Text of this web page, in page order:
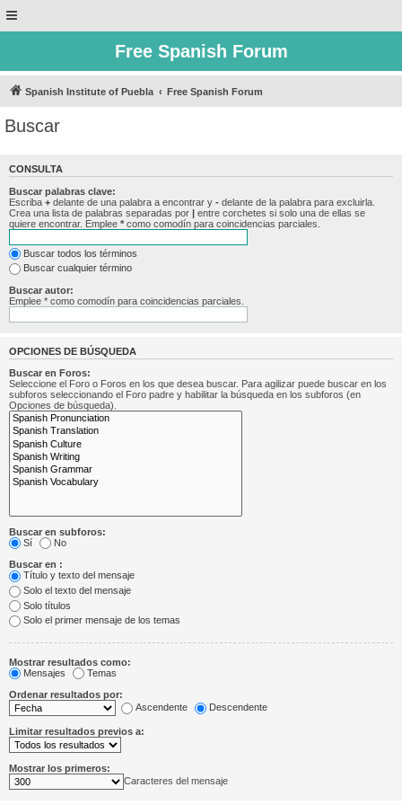
Free Spanish Forum
Spanish Institute of Puebla Free Spanish Forum
Buscar
CONSULTA
Buscar palabras clave:
Escriba + delante de una palabra a encontrar y - delante de la palabra para excluirla.
Crea una lista de palabras separadas por | entre corchetes si solo una de ellas se
quiere encontrar. Emplee * como comodín para coincidencias parciales.
Buscar todos los términos
Buscar cualquier término
Buscar autor:
Emplee * como comodín para coincidencias parciales.
OPCIONES DE BÚSQUEDA
Buscar en Foros:
Seleccione el Foro o Foros en los que desea buscar. Para agilizar puede buscar en los
subforos seleccionando el Foro padre y habilitar la búsqueda en los subforos (en
Opciones de búsqueda).
Buscar en subforos:
Sí
No
Buscar en :
Título y texto del mensaje
Solo el texto del mensaje
Solo títulos
Solo el primer mensaje de los temas
Mostrar resultados como:
Mensajes
Temas
Ordenar resultados por:
Ascendente
Descendente
Limitar resultados previos a:
Mostrar los primeros:
Caracteres del mensaje